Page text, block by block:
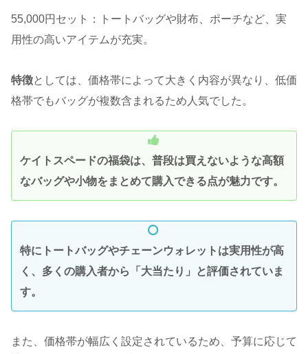
55,000円セット：トートバッグや財布、ポーチなど、実
用性の高いアイテムが充実。
特徴としては、価格帯によって大きく内容が異なり、低価
格帯でもバッグが複数含まれるため人気でした。
ケイトスペードの福袋は、普段は買えないような高額
なバッグや小物をまとめて購入できる点が魅力です。
特にトートバッグやチェーンウォレットは実用性が高
く、多くの購入者から「大当たり」と評価されていま
す。
また、価格帯が幅広く設定されているため、予算に応じて